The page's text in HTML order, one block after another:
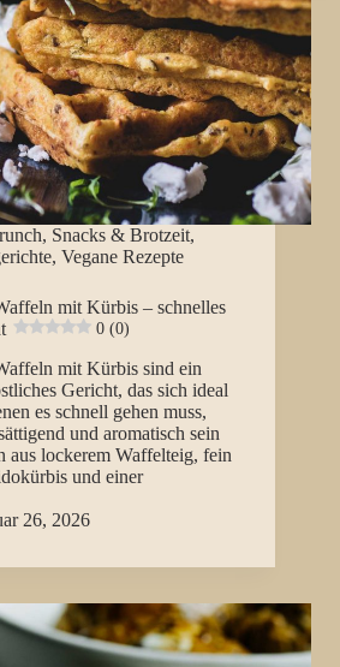
, Snacks & Brotzeit,
, Vegane Rezepte
mit Kürbis – schnelles
0 (0)
mit Kürbis sind ein
Gericht, das sich ideal
es schnell gehen muss,
und aromatisch sein
lockerem Waffelteig, fein
und einer
26, 2026